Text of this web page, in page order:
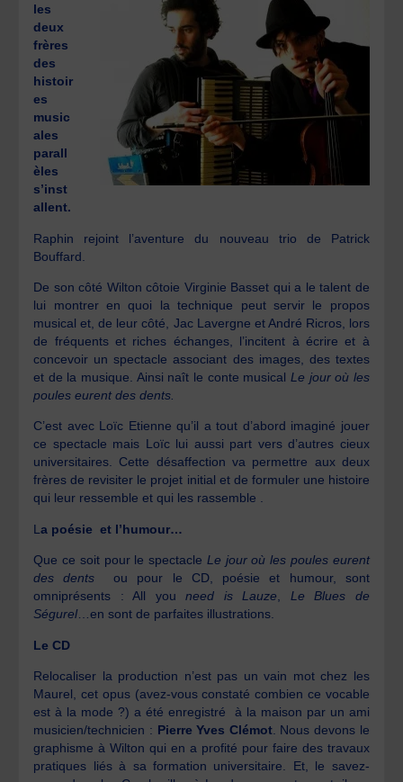
les
deux
frères
des
histoir
es
music
ales
parall
èles
s’inst
allent.
Raphin rejoint l’aventure du nouveau trio de Patrick
Bouffard.
De son côté Wilton côtoie Virginie Basset qui a le talent de
lui montrer en quoi la technique peut servir le propos
musical et, de leur côté, Jac Lavergne et André Ricros, lors
de fréquents et riches échanges, l’incitent à écrire et à
concevoir un spectacle associant des images, des textes
et de la musique. Ainsi naît le conte musical Le jour où les
poules eurent des dents.
C’est avec Loïc Etienne qu’il a tout d’abord imaginé jouer
ce spectacle mais Loïc lui aussi part vers d’autres cieux
universitaires. Cette désaffection va permettre aux deux
frères de revisiter le projet initial et de formuler une histoire
qui leur ressemble et qui les rassemble .
La poésie et l’humour…
Que ce soit pour le spectacle Le jour où les poules eurent
des dents
ou pour le CD, poésie et humour, sont
omniprésents : All youneed is Lauze
Le Blues de
Ségurel…en sont de parfaites illustrations.
Le CD
Relocaliser la production n’est pas un vain mot chez les
Maurel, cet opus (avez-vous constaté combien ce vocable
est à la mode ?) a été enregistré à la maison par un ami
musicien/technicien : Pierre Yves Clémot. Nous devons le
graphisme à Wilton qui en a profité pour faire des travaux
pratiques liés à sa formation universitaire. Et, le savez-